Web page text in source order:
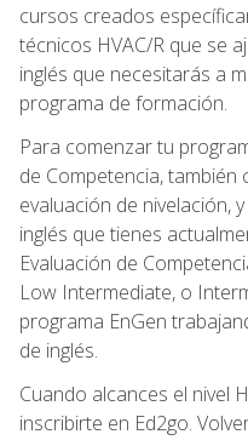
cursos creados
técnicos HVAC/R que se
inglés que necesitarás a
programa de formación.
Para comenzar tu
de Competencia, también
evaluación de nivelación,
inglés que tienes
Evaluación de
Low Intermediate, o
programa EnGen
de inglés.
Cuando alcances el nivel
inscribirte en Ed2go.